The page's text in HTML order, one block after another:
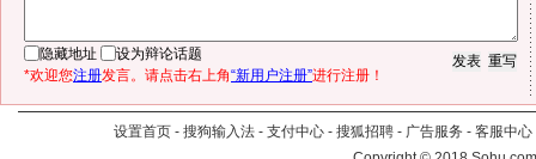
隐藏地址
设为辩论话题
*欢迎您注册发言。请点击右上角“新用户注册”进行注册！
设置首页 - 搜狗输入法 - 支付中心 - 搜狐招聘 - 广告服务 - 客服中心